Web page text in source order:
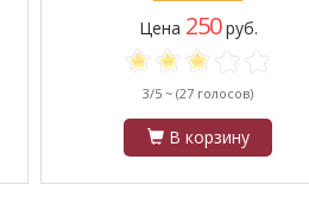
Цена 250руб.
3/5 ~ (27 голосов)
В корзину